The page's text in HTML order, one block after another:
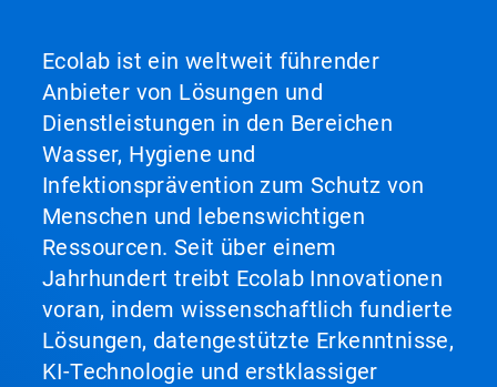
Ecolab ist ein weltweit führender
Anbieter von Lösungen und
Dienstleistungen in den Bereichen
Wasser, Hygiene und
Infektionsprävention zum Schutz von
Menschen und lebenswichtigen
Ressourcen. Seit über einem
Jahrhundert treibt Ecolab Innovationen
voran, indem wissenschaftlich fundierte
Lösungen, datengestützte Erkenntnisse,
KI-Technologie und erstklassiger